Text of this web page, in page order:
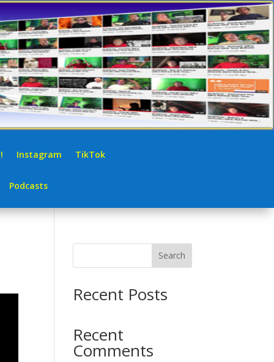
Instagram TikTok
Podcasts
Search
Recent Posts
Recent
Comments